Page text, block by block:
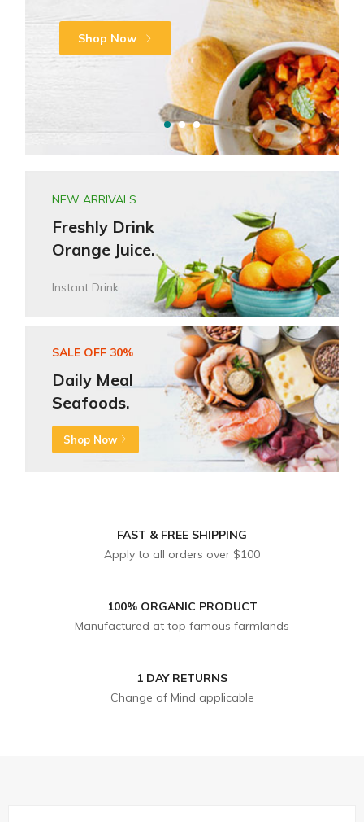
Shop Now
$39.00
Shop Now
NEW ARRIVALS
Freshly Drink
Orange Juice.
Instant Drink
SALE OFF 30%
Daily Meal
Seafoods.
Shop Now
FAST & FREE SHIPPING
Apply to all orders over $100
100% ORGANIC PRODUCT
Manufactured at top famous farmlands
1 DAY RETURNS
Change of Mind applicable